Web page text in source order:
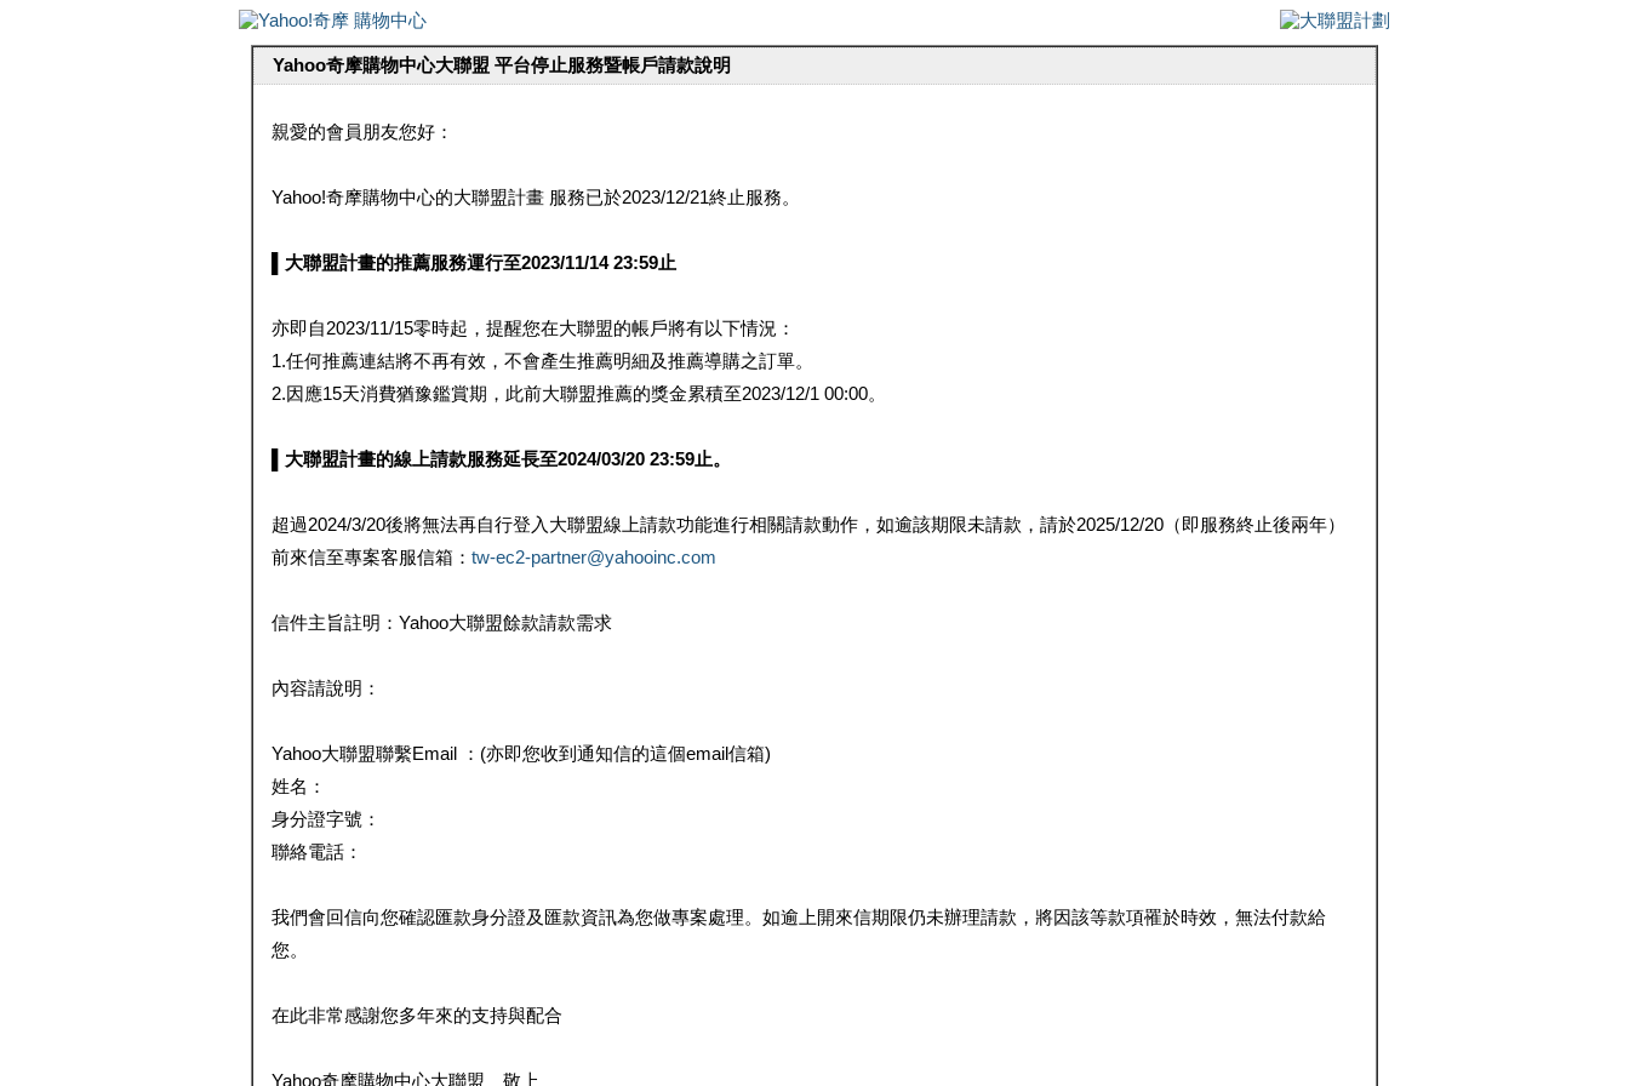
Yahoo奇摩購物中心大聯盟 平台停止服務暨帳戶請款說明
親愛的會員朋友您好：
Yahoo!奇摩購物中心的大聯盟計畫 服務已於2023/12/21終止服務。
▌大聯盟計畫的推薦服務運行至2023/11/14 23:59止
亦即自2023/11/15零時起，提醒您在大聯盟的帳戶將有以下情況：
1.任何推薦連結將不再有效，不會產生推薦明細及推薦導購之訂單。
2.因應15天消費猶豫鑑賞期，此前大聯盟推薦的獎金累積至2023/12/1 00:00。
▌大聯盟計畫的線上請款服務延長至2024/03/20 23:59止。
超過2024/3/20後將無法再自行登入大聯盟線上請款功能進行相關請款動作，如逾該期限未請款，請於2025/12/20（即服務終止後兩年）
前來信至專案客服信箱： tw-ec2-partner@yahooinc.com
信件主旨註明：Yahoo大聯盟餘款請款需求
內容請說明：
Yahoo大聯盟聯繫Email ：(亦即您收到通知信的這個email信箱)
姓名：
身分證字號：
聯絡電話：
我們會回信向您確認匯款身分證及匯款資訊為您做專案處理。如逾上開來信期限仍未辦理請款，將因該等款項罹於時效，無法付款給
您。
在此非常感謝您多年來的支持與配合
Yahoo奇摩購物中心大聯盟 敬上